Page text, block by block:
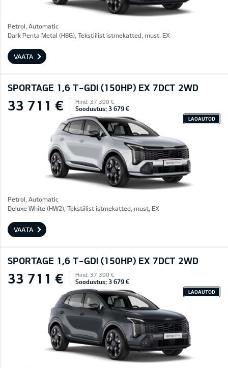
Petrol, Automatic
Dark Penta Metal (H8G), Tekstiilist istmekatted, must, EX
VAATA
SPORTAGE 1,6 T-GDI (150HP) EX 7DCT 2WD
33 711 € Hind: 37 390 €
Soodustus: 3 679 €
LAOAUTOD
Petrol, Automatic
Deluxe White (HW2), Tekstiilist istmekatted, must, EX
VAATA
SPORTAGE 1,6 T-GDI (150HP) EX 7DCT 2WD
33 711 € Hind: 37 390 €
Soodustus: 3 679 €
LAOAUTOD